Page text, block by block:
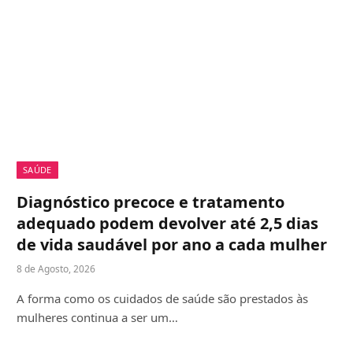
SAÚDE
Diagnóstico precoce e tratamento
adequado podem devolver até 2,5 dias
de vida saudável por ano a cada mulher
8 de Agosto, 2026
A forma como os cuidados de saúde são prestados às
mulheres continua a ser um…